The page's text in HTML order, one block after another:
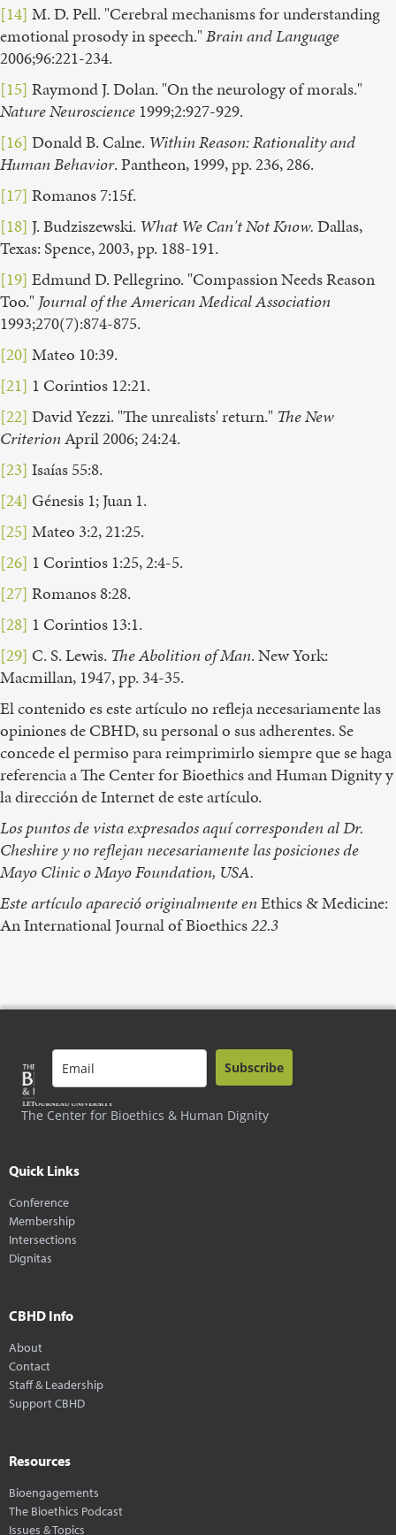
[14] M. D. Pell. "Cerebral mechanisms for understanding
emotional prosody in speech."Brain and Language
2006;96:221-234.
[15] Raymond J. Dolan. "On the neurology of morals."
Nature Neuroscience 1999;2:927-929.
[16] Donald B. Calne. Within Reason: Rationality and
Human Behavior. Pantheon, 1999, pp. 236, 286.
[17] Romanos 7:15f.
[18] J. Budziszewski. What We Can't Not Know.Dallas,
Texas: Spence, 2003, pp. 188-191.
[19] Edmund D. Pellegrino. "Compassion Needs Reason
Too."Journal of the American Medical Association
1993;270(7):874-875.
[20] Mateo 10:39.
[21] 1 Corintios 12:21.
[22] David Yezzi. "The unrealists' return."The New
CriterionApril 2006; 24:24.
[23] Isaías 55:8.
[24] Génesis 1; Juan 1.
[25] Mateo 3:2, 21:25.
[26] 1 Corintios 1:25, 2:4-5.
[27] Romanos 8:28.
[28] 1 Corintios 13:1.
[29] C. S. Lewis. The Abolition of Man. New York:
Macmillan, 1947, pp. 34-35.
El contenido es este artículo no refleja necesariamente las
opiniones de CBHD, su personal o sus adherentes. Se
concede el permiso para reimprimirlo siempre que se haga
referencia a The Center for Bioethics and Human Dignity y
la dirección de Internet de este artículo.
Los puntos de vista expresados aquí corresponden al Dr.
Cheshire y no reflejan necesariamente las posiciones de
Mayo Clinic o Mayo Foundation, USA.
Este artículo apareció originalmente enEthics & Medicine:
An International Journal of Bioethics22.3
The Center for Bioethics & Human Dignity
Subscribe
Quick Links
Conference
Membership
Intersections
Dignitas
CBHD Info
About
Contact
Staff & Leadership
Support CBHD
Resources
Bioengagements
The Bioethics Podcast
Issues & Topics